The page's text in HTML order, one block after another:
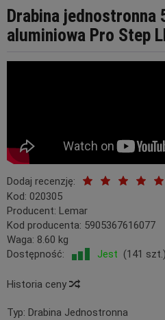
Drabina jednostronna
aluminiowa Pro Step
Dodaj recenzję:
Kod: 020305
Producent: Lemar
Kod producenta: 5905367616077
Waga: 8.60 kg
Dostępność:
Jest (141 szt.)
Historia ceny
Typ: Drabina Jednostronna